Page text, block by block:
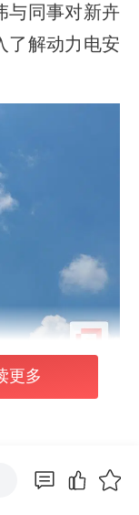
与同事对新卉
了解动力电安
德对黄伟说
更多